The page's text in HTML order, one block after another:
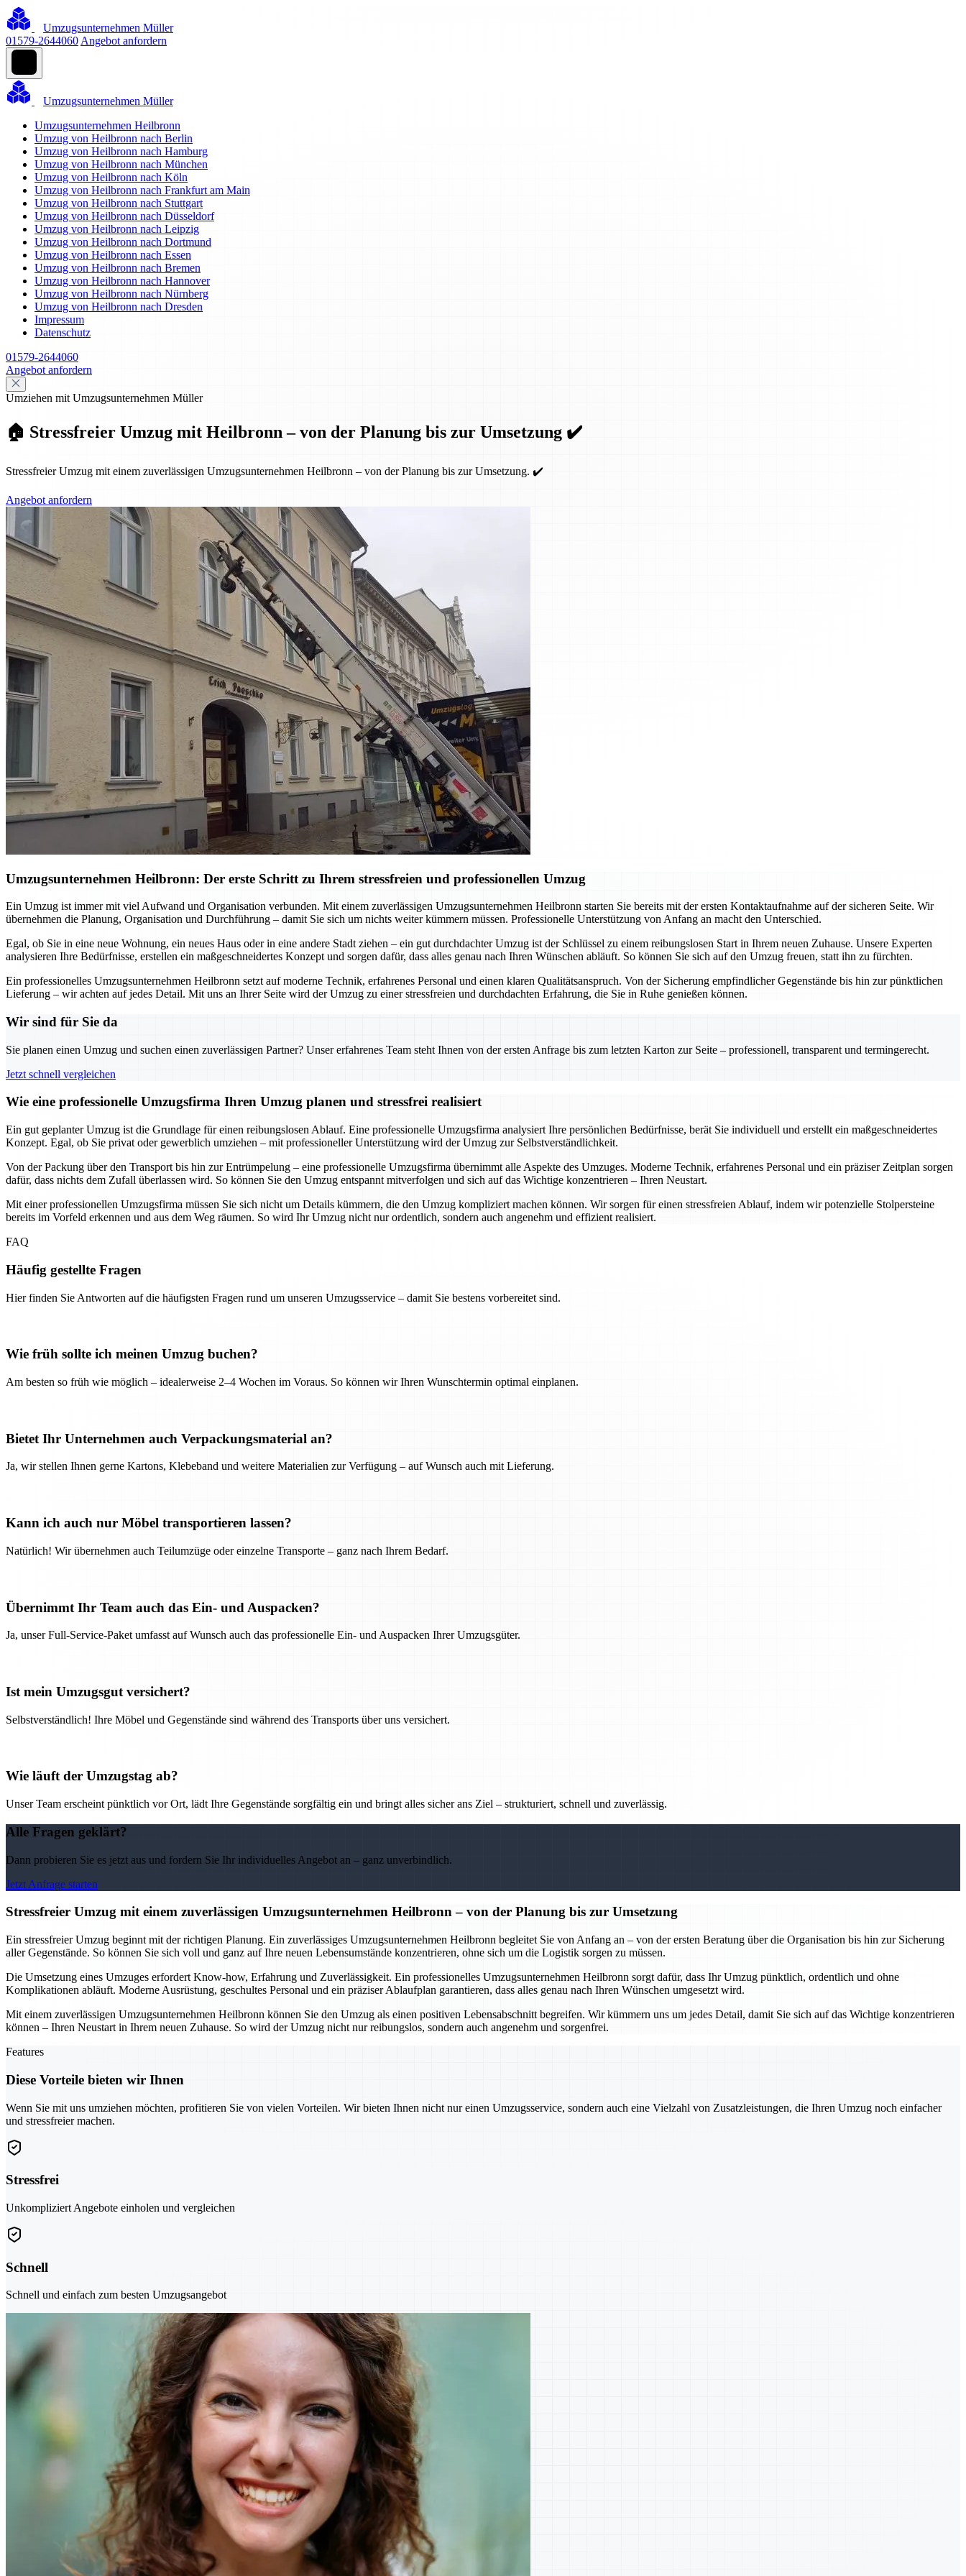
Umzugsunternehmen Müller
01579-2644060 Angebot anfordern
Umzugsunternehmen Müller
Umzugsunternehmen Heilbronn
Umzug von Heilbronn nach Berlin
Umzug von Heilbronn nach Hamburg
Umzug von Heilbronn nach München
Umzug von Heilbronn nach Köln
Umzug von Heilbronn nach Frankfurt am Main
Umzug von Heilbronn nach Stuttgart
Umzug von Heilbronn nach Düsseldorf
Umzug von Heilbronn nach Leipzig
Umzug von Heilbronn nach Dortmund
Umzug von Heilbronn nach Essen
Umzug von Heilbronn nach Bremen
Umzug von Heilbronn nach Hannover
Umzug von Heilbronn nach Nürnberg
Umzug von Heilbronn nach Dresden
Impressum
Datenschutz
01579-2644060
Angebot anfordern
Umziehen mit Umzugsunternehmen Müller
🏠 Stressfreier Umzug mit Heilbronn – von der Planung bis zur Umsetzung ✔️
Stressfreier Umzug mit einem zuverlässigen Umzugsunternehmen Heilbronn – von der Planung bis zur Umsetzung. ✔️
Angebot anfordern
Umzugsunternehmen Heilbronn: Der erste Schritt zu Ihrem stressfreien und professionellen Umzug
Ein Umzug ist immer mit viel Aufwand und Organisation verbunden. Mit einem zuverlässigen Umzugsunternehmen Heilbronn starten Sie bereits mit der ersten Kontaktaufnahme auf der sicheren Seite. Wir
übernehmen die Planung, Organisation und Durchführung – damit Sie sich um nichts weiter kümmern müssen. Professionelle Unterstützung von Anfang an macht den Unterschied.
Egal, ob Sie in eine neue Wohnung, ein neues Haus oder in eine andere Stadt ziehen – ein gut durchdachter Umzug ist der Schlüssel zu einem reibungslosen Start in Ihrem neuen Zuhause. Unsere Experten
analysieren Ihre Bedürfnisse, erstellen ein maßgeschneidertes Konzept und sorgen dafür, dass alles genau nach Ihren Wünschen abläuft. So können Sie sich auf den Umzug freuen, statt ihn zu fürchten.
Ein professionelles Umzugsunternehmen Heilbronn setzt auf moderne Technik, erfahrenes Personal und einen klaren Qualitätsanspruch. Von der Sicherung empfindlicher Gegenstände bis hin zur pünktlichen
Lieferung – wir achten auf jedes Detail. Mit uns an Ihrer Seite wird der Umzug zu einer stressfreien und durchdachten Erfahrung, die Sie in Ruhe genießen können.
Wir sind für Sie da
Sie planen einen Umzug und suchen einen zuverlässigen Partner? Unser erfahrenes Team steht Ihnen von der ersten Anfrage bis zum letzten Karton zur Seite – professionell, transparent und termingerecht.
Jetzt schnell vergleichen
Wie eine professionelle Umzugsfirma Ihren Umzug planen und stressfrei realisiert
Ein gut geplanter Umzug ist die Grundlage für einen reibungslosen Ablauf. Eine professionelle Umzugsfirma analysiert Ihre persönlichen Bedürfnisse, berät Sie individuell und erstellt ein maßgeschneidertes
Konzept. Egal, ob Sie privat oder gewerblich umziehen – mit professioneller Unterstützung wird der Umzug zur Selbstverständlichkeit.
Von der Packung über den Transport bis hin zur Entrümpelung – eine professionelle Umzugsfirma übernimmt alle Aspekte des Umzuges. Moderne Technik, erfahrenes Personal und ein präziser Zeitplan sorgen
dafür, dass nichts dem Zufall überlassen wird. So können Sie den Umzug entspannt mitverfolgen und sich auf das Wichtige konzentrieren – Ihren Neustart.
Mit einer professionellen Umzugsfirma müssen Sie sich nicht um Details kümmern, die den Umzug kompliziert machen können. Wir sorgen für einen stressfreien Ablauf, indem wir potenzielle Stolpersteine
bereits im Vorfeld erkennen und aus dem Weg räumen. So wird Ihr Umzug nicht nur ordentlich, sondern auch angenehm und effizient realisiert.
FAQ
Häufig gestellte Fragen
Hier finden Sie Antworten auf die häufigsten Fragen rund um unseren Umzugsservice – damit Sie bestens vorbereitet sind.
Wie früh sollte ich meinen Umzug buchen?
Am besten so früh wie möglich – idealerweise 2–4 Wochen im Voraus. So können wir Ihren Wunschtermin optimal einplanen.
Bietet Ihr Unternehmen auch Verpackungsmaterial an?
Ja, wir stellen Ihnen gerne Kartons, Klebeband und weitere Materialien zur Verfügung – auf Wunsch auch mit Lieferung.
Kann ich auch nur Möbel transportieren lassen?
Natürlich! Wir übernehmen auch Teilumzüge oder einzelne Transporte – ganz nach Ihrem Bedarf.
Übernimmt Ihr Team auch das Ein- und Auspacken?
Ja, unser Full-Service-Paket umfasst auf Wunsch auch das professionelle Ein- und Auspacken Ihrer Umzugsgüter.
Ist mein Umzugsgut versichert?
Selbstverständlich! Ihre Möbel und Gegenstände sind während des Transports über uns versichert.
Wie läuft der Umzugstag ab?
Unser Team erscheint pünktlich vor Ort, lädt Ihre Gegenstände sorgfältig ein und bringt alles sicher ans Ziel – strukturiert, schnell und zuverlässig.
Alle Fragen geklärt?
Dann probieren Sie es jetzt aus und fordern Sie Ihr individuelles Angebot an – ganz unverbindlich.
Jetzt Anfrage starten
Stressfreier Umzug mit einem zuverlässigen Umzugsunternehmen Heilbronn – von der Planung bis zur Umsetzung
Ein stressfreier Umzug beginnt mit der richtigen Planung. Ein zuverlässiges Umzugsunternehmen Heilbronn begleitet Sie von Anfang an – von der ersten Beratung über die Organisation bis hin zur Sicherung
aller Gegenstände. So können Sie sich voll und ganz auf Ihre neuen Lebensumstände konzentrieren, ohne sich um die Logistik sorgen zu müssen.
Die Umsetzung eines Umzuges erfordert Know-how, Erfahrung und Zuverlässigkeit. Ein professionelles Umzugsunternehmen Heilbronn sorgt dafür, dass Ihr Umzug pünktlich, ordentlich und ohne
Komplikationen abläuft. Moderne Ausrüstung, geschultes Personal und ein präziser Ablaufplan garantieren, dass alles genau nach Ihren Wünschen umgesetzt wird.
Mit einem zuverlässigen Umzugsunternehmen Heilbronn können Sie den Umzug als einen positiven Lebensabschnitt begreifen. Wir kümmern uns um jedes Detail, damit Sie sich auf das Wichtige konzentrieren
können – Ihren Neustart in Ihrem neuen Zuhause. So wird der Umzug nicht nur reibungslos, sondern auch angenehm und sorgenfrei.
Features
Diese Vorteile bieten wir Ihnen
Wenn Sie mit uns umziehen möchten, profitieren Sie von vielen Vorteilen. Wir bieten Ihnen nicht nur einen Umzugsservice, sondern auch eine Vielzahl von Zusatzleistungen, die Ihren Umzug noch einfacher
und stressfreier machen.
Stressfrei
Unkompliziert Angebote einholen und vergleichen
Schnell
Schnell und einfach zum besten Umzugsangebot